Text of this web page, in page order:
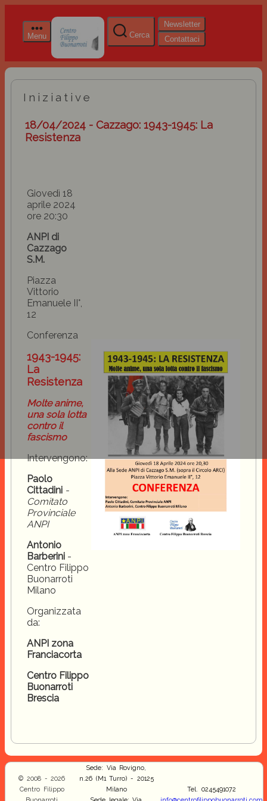
Menu Cerca
Newsletter
Contattaci
Iniziative
18/04/2024 - Cazzago: 1943-1945: La
Resistenza
Giovedì 18
aprile 2024
ore 20:30
ANPI di
Cazzago
S.M.
Piazza
Vittorio
Emanuele II°,
12
Conferenza
1943-1945:
La
Resistenza
Molte anime,
una sola lotta
contro il
fascismo
Intervengono:
Paolo
Cittadini -
Comitato
Provinciale
ANPI
Antonio
Barberini -
Centro Filippo
Buonarroti
Milano
Organizzata
da:
ANPI zona
Franciacorta
Centro Filippo
Buonarroti
Brescia
© 2008 - 2026
Centro Filippo
Sede: Via Rovigno,
n.26 (M1 Turro) - 20125
Milano
Tel. 0245491072